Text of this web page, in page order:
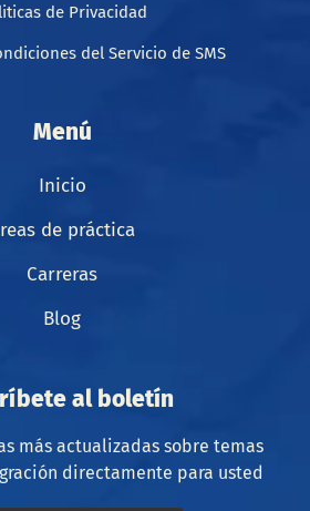
de Privacidad
del Servicio de SMS
Menú
Inicio
de práctica
Carreras
Blog
al boletín
más actualizadas sobre temas
directamente para usted